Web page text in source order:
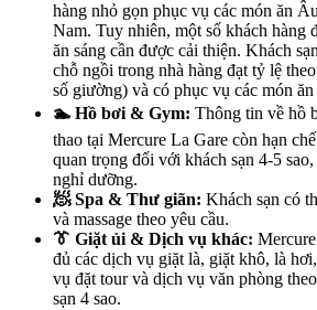
hàng nhỏ gọn phục vụ các món ăn
Nam. Tuy nhiên, một số khách hàng
ăn sáng cần được cải thiện. Khách
chỗ ngồi trong nhà hàng đạt tỷ lệ
số giường) và có phục vụ các món ăn
🏊 Hồ bơi & Gym: Thông tin về hồ
thao tại Mercure La Gare còn hạn
quan trọng đối với khách sạn 4-5
nghỉ dưỡng.
🧖 Spa & Thư giãn: Khách sạn có
và massage theo yêu cầu.
👔 Giặt ủi & Dịch vụ khác:
đủ các dịch vụ giặt là, giặt khô, là
vụ đặt tour và dịch vụ văn phòng
sạn 4 sao.